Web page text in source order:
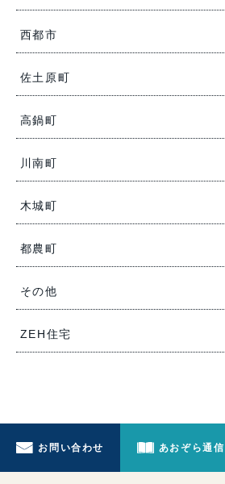
西都市
佐土原町
高鍋町
川南町
木城町
都農町
その他
ZEH住宅
お問い合わせ あおぞら通信